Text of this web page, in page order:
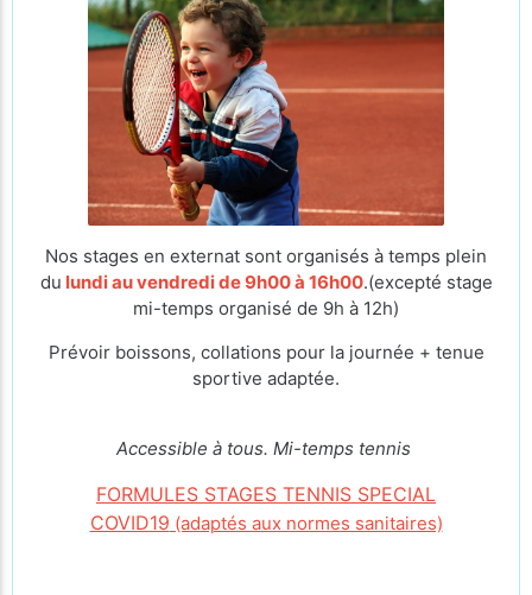
Nos stages en externat sont organisés à temps plein
du lundi au vendredi de 9h00 à 16h00.(excepté stage
mi-temps organisé de 9h à 12h)
Prévoir boissons, collations pour la journée + tenue
sportive adaptée.
Accessible à tous. Mi-temps tennis
FORMULES STAGES TENNIS SPECIAL
COVID19 (adaptés aux normes sanitaires)